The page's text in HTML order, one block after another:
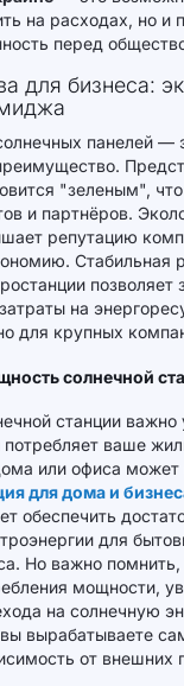
на расходах, но и
перед
для бизнеса:
панелей —
"зеленым",
и партнёров.
репутацию
Стабильная
позволяет
на
для крупных
солнечной
станции важно
потребляет ваше
или офиса может
для дома и
обеспечить
для
Но важно помнить,
мощности,
на солнечную
вырабатываете
от внешних